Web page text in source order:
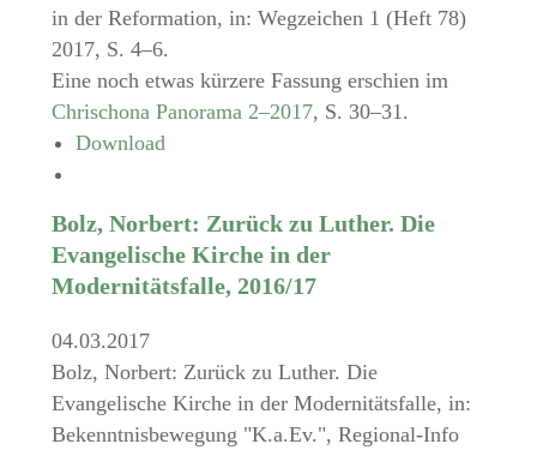
in der Reformation, in: Wegzeichen 1 (Heft 78)
2017, S. 4–6.
Eine noch etwas kürzere Fassung erschien im
Chrischona Panorama 2–2017, S. 30–31.
Download
Bolz, Norbert: Zurück zu Luther. Die
Evangelische Kirche in der
Modernitätsfalle, 2016/17
04.03.2017
Bolz, Norbert: Zurück zu Luther. Die
Evangelische Kirche in der Modernitätsfalle, in:
Bekenntnisbewegung "K.a.Ev.", Regional-Info